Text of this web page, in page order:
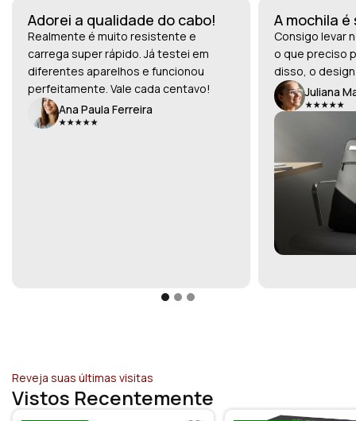
Adorei a qualidade do cabo!
Realmente é muito resistente e
carrega super rápido. Já testei em
diferentes aparelhos e funcionou
perfeitamente. Vale cada centavo!
Ana Paula Ferreira
A mochila
Consigo levar
o que preciso
disso, o
Juliana
Reveja suas últimas visitas
Vistos Recentemente